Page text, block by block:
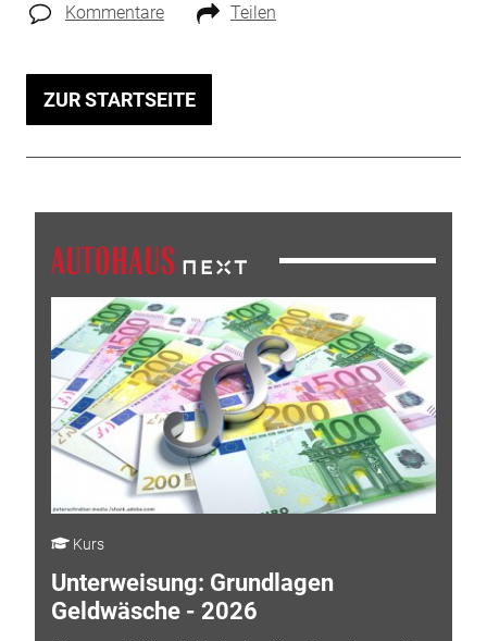
Kommentare Teilen
ZUR STARTSEITE
Kurs
Unterweisung: Grundlagen
Geldwäsche - 2026